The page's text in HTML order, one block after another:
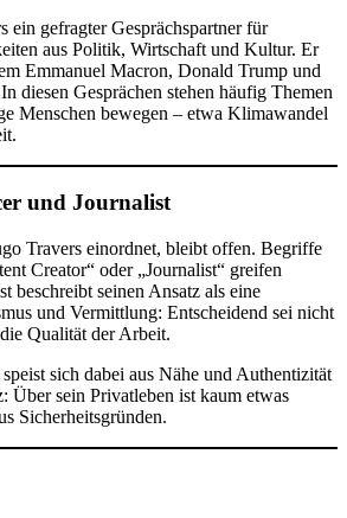
ein gefragter Gesprächspartner für
aus Politik, Wirtschaft und Kultur. Er
Emmanuel Macron, Donald Trump und
diesen Gesprächen stehen häufig Themen
Menschen bewegen – etwa Klimawandel
und Journalist
Travers einordnet, bleibt offen. Begriffe
Creator“ oder „Journalist“ greifen
beschreibt seinen Ansatz als eine
und Vermittlung: Entscheidend sei nicht
Qualität der Arbeit.
sich dabei aus Nähe und Authentizität
Über sein Privatleben ist kaum etwas
Sicherheitsgründen.